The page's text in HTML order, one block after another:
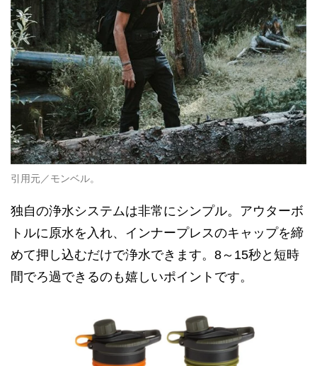
引用元／モンベル。
独自の浄水システムは非常にシンプル。アウターボ
トルに原水を入れ、インナープレスのキャップを締
めて押し込むだけで浄水できます。8～15秒と短時
間でろ過できるのも嬉しいポイントです。